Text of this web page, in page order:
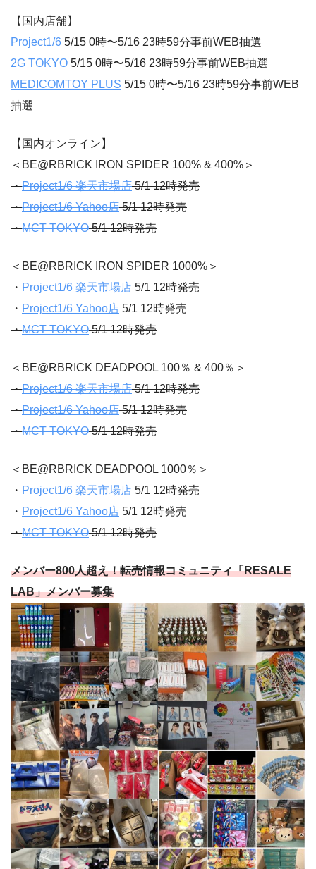
【国内店舗】
Project1/6 5/15 0時〜5/16 23時59分事前WEB抽選
2G TOKYO 5/15 0時〜5/16 23時59分事前WEB抽選
MEDICOMTOY PLUS 5/15 0時〜5/16 23時59分事前WEB
抽選
【国内オンライン】
＜BE@RBRICK IRON SPIDER 100% & 400%＞
・Project1/6 楽天市場店5/1 12時発売
・Project1/6 Yahoo店5/1 12時発売
・MCT TOKYO5/1 12時発売
＜BE@RBRICK IRON SPIDER 1000%＞
・Project1/6 楽天市場店5/1 12時発売
・Project1/6 Yahoo店5/1 12時発売
・MCT TOKYO5/1 12時発売
＜BE@RBRICK DEADPOOL 100％ & 400％＞
・Project1/6 楽天市場店5/1 12時発売
・Project1/6 Yahoo店5/1 12時発売
・MCT TOKYO5/1 12時発売
＜BE@RBRICK DEADPOOL 1000％＞
・Project1/6 楽天市場店5/1 12時発売
・Project1/6 Yahoo店5/1 12時発売
・MCT TOKYO5/1 12時発売
メンバー800人超え！転売情報コミュニティ「RESALE
LAB」メンバー募集